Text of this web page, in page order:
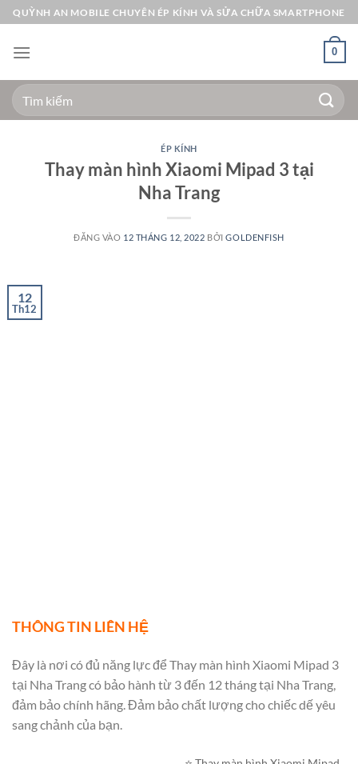
Bỏ
qua
nội
QUỲNH AN MOBILE CHUYÊN ÉP KÍNH VÀ SỬA CHỮA SMARTPHONE
0
Tìm
kiếm:
ÉP KÍNH
Thay màn hình Xiaomi Mipad 3 tại
Nha Trang
ĐĂNG VÀO 12 THÁNG 12, 2022 BỞIGOLDENFISH
12
Th12
THÔNG TIN LIÊN HỆ
Đây là nơi có đủ năng lực để Thay màn hình Xiaomi Mipad 3
tại Nha Trang có bảo hành từ 3 đến 12 tháng tại Nha Trang,
đảm bảo chính hãng. Đảm bảo chất lượng cho chiếc dế yêu
sang chảnh của bạn.